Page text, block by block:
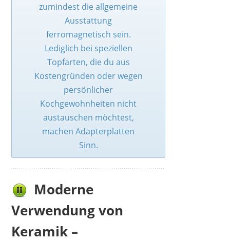
zumindest die allgemeine
Ausstattung
ferromagnetisch sein.
Lediglich bei speziellen
Topfarten, die du aus
Kostengründen oder wegen
persönlicher
Kochgewohnheiten nicht
austauschen möchtest,
machen Adapterplatten
Sinn.
Moderne
Verwendung von
Keramik –